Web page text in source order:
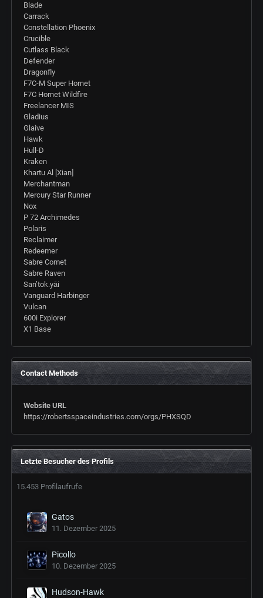
Blade
Carrack
Constellation Phoenix
Crucible
Cutlass Black
Defender
Dragonfly
F7C-M Super Hornet
F7C Hornet Wildfire
Freelancer MIS
Gladius
Glaive
Hawk
Hull-D
Kraken
Khartu Al [Xian]
Merchantman
Mercury Star Runner
Nox
P 72 Archimedes
Polaris
Reclaimer
Redeemer
Sabre Comet
Sabre Raven
San’tok.yāi
Vanguard Harbinger
Vulcan
600i Explorer
X1 Base
Contact Methods
Website URL
https://robertsspaceindustries.com/orgs/PHXSQD
Letzte Besucher des Profils
15.453 Profilaufrufe
Gatos
11. Dezember 2025
Picollo
10. Dezember 2025
Hudson-Hawk